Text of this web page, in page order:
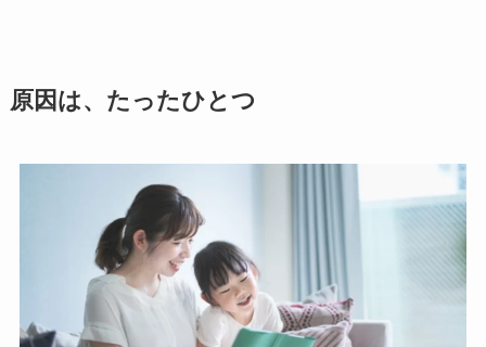
原因は、たったひとつ